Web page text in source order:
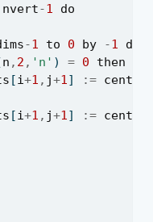
nvert-1
do
-1 to 0 by -1
do
n , 2 , 'n' ) = 0
then
[i+1 , j+1] := center
[i+1 , j+1] := center